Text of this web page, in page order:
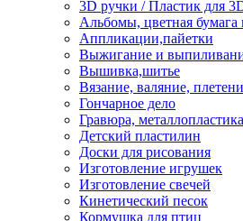
3D ручки / Пластик для
Альбомы, цветная бумага
Аппликации,пайетки
Выжигание и
Вышивка,шитье
Вязание, валяние,
Гончарное дело
Гравюра, металлопластика
Детский пластилин
Доски для рисования
Изготовление игрушек
Изготовление свечей
Кинетический песок
Кормушка для птиц